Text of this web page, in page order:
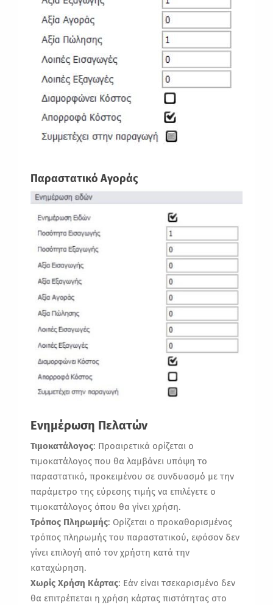
Παραστατικό Αγοράς
Ενημέρωση Πελατών
Τιμοκατάλογος: Προαιρετικά ορίζεται ο
τιμοκατάλογος που θα λαμβάνει υπόψη το
παραστατικό, προκειμένου σε συνδυασμό με την
παράμετρο της εύρεσης τιμής να επιλέγετε ο
τιμοκατάλογος όπου θα γίνει χρήση.
Τρόπος Πληρωμής: Ορίζεται ο προκαθορισμένος
τρόπος πληρωμής του παραστατικού, εφόσον δεν
γίνει επιλογή από τον χρήστη κατά την
καταχώρηση.
Χωρίς Χρήση Κάρτας: Εάν είναι τσεκαρισμένο δεν
θα επιτρέπεται η χρήση κάρτας πιστότητας στο